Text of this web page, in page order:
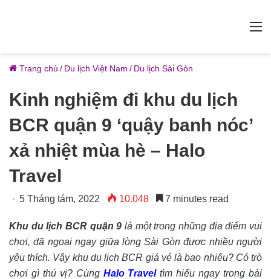
Trang chủ / Du lịch Việt Nam / Du lịch Sài Gòn
Kinh nghiệm đi khu du lịch
BCR quận 9 ‘quậy banh nóc’
xả nhiệt mùa hè – Halo
Travel
5 Tháng tám, 2022 10.048 7 minutes read
Khu du lịch BCR quận 9 là một trong những địa điểm vui
chơi, dã ngoại ngay giữa lòng Sài Gòn được nhiều người
yêu thích. Vậy khu du lịch BCR giá vé là bao nhiêu? Có trò
chơi gì thú vị? Cùng Halo Traveltìm hiểu ngay trong bài